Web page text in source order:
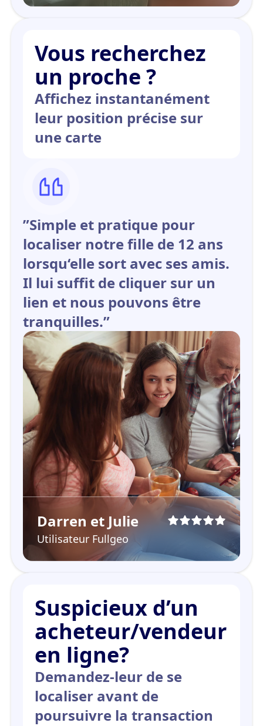
Vous recherchez
un proche ?
Affichez instantanément
leur position précise sur
une carte
”Simple et pratique pour
localiser notre fille de 12 ans
lorsqu‘elle sort avec ses amis.
Il lui suffit de cliquer sur un
lien et nous pouvons être
tranquilles.”
Darren et Julie
Utilisateur Fullgeo
Suspicieux d’un
acheteur/vendeur
en ligne?
Demandez-leur de se
localiser avant de
poursuivre la transaction